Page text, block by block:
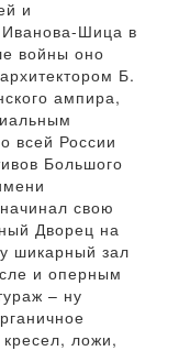
и
Шица в
войны оно
Б.
ампира,
всей России
Большого
свою
Дворец на
шикарный зал
и оперным
– ну
кресел, ложи,